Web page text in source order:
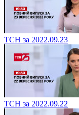
ТСН за 2022.09.23
ТСН за 2022.09.22